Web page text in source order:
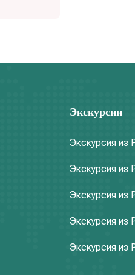
Экскурсии
Экскурсия из
Экскурсия из
Экскурсия из
Экскурсия из
Экскурсия из